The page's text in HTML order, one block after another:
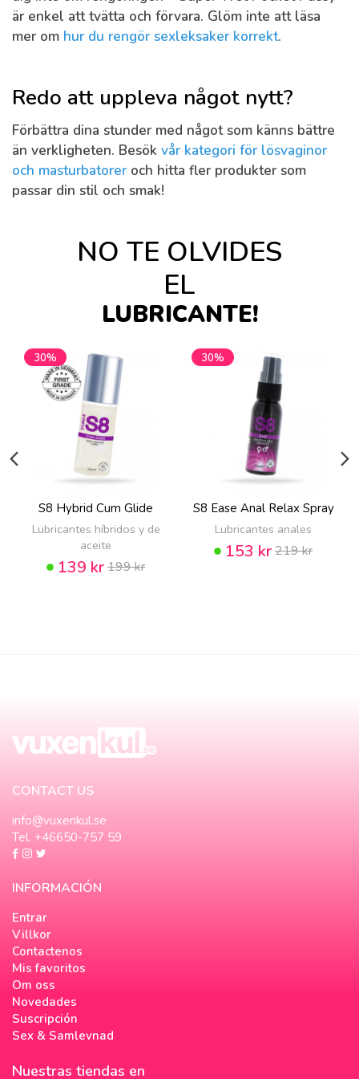
är enkel att tvätta och förvara. Glöm inte att läsa
mer om hur du rengör sexleksaker korrekt.
Redo att uppleva något nytt?
Förbättra dina stunder med något som känns bättre
än verkligheten. Besök vår kategori för lösvaginor
och masturbatorer och hitta fler produkter som
passar din stil och smak!
NO TE OLVIDES
EL
LUBRICANTE!
30%
S8 Hybrid Cum Glide
Lubricantes híbridos y de
aceite
139 kr199 kr
30%
S8 Ease Anal Relax Spray
Lubricantes anales
153 kr219 kr
CONTACT US
info@vuxenkul.se
Tel. +46650-757 59
INFORMACIÓN
Entrar
Villkor
Contactenos
Mis favoritos
Om oss
Novedades
Suscripción
Sex & Samlevnad
Nuestras tiendas en